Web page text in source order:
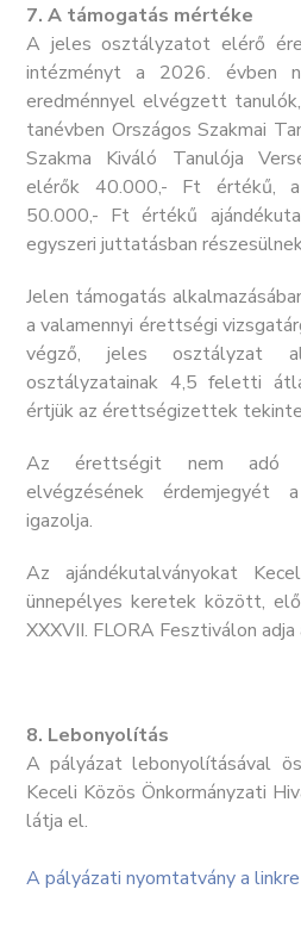
7. A támogatás mértéke
A jeles osztályzatot elérő
intézményt a 2026. évben
eredménnyel elvégzett
tanévben Országos Szakmai
Szakma Kiváló Tanulója
elérők 40.000,- Ft értékű,
50.000,- Ft értékű
egyszeri juttatásban
Jelen támogatás
a valamennyi érettségi
végző, jeles osztályzat
osztályzatainak 4,5 feletti
értjük az érettségizettek
Az érettségit nem adó
elvégzésének érdemjegyét
igazolja.
Az ajándékutalványokat
ünnepélyes keretek között,
XXXVII. FLORA Fesztiválon adja
8. Lebonyolítás
A pályázat lebonyolításával
Keceli Közös Önkormányzati
látja el.
A pályázati nyomtatvány a